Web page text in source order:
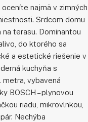
najmä v zimných
Srdcom domu
terasu. Dominantou
do ktorého sa
a estetické riešenie v
kuchyňa s
vybavená
BOSCH – plynovou
riadu, mikrovlnkou,
Nechýba